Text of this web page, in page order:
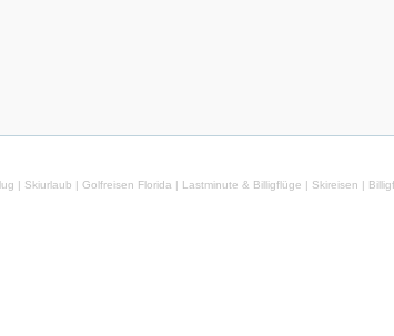
| Skiurlaub | Golfreisen Florida | Lastminute & Billigflüge | Skireisen |